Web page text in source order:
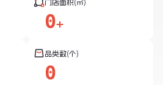
0+
品类数(个)
0